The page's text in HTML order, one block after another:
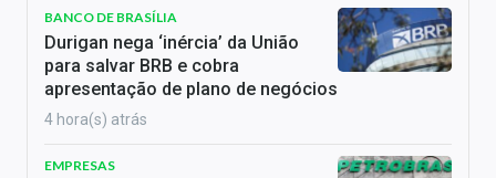
BANCO DE BRASÍLIA
Durigan nega ‘inércia’ da União
para salvar BRB e cobra
apresentação de plano de negócios
4 hora(s) atrás
EMPRESAS